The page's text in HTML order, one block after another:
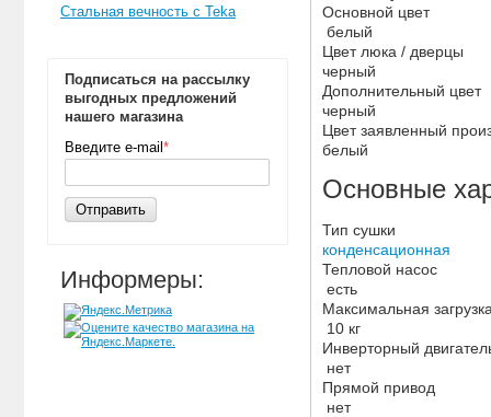
Стальная вечность с Teka
Подписаться на рассылку
выгодных предложений
нашего магазина
Введите e-mail *
Отправить
Информеры:
Основной цвет
белый
Цвет люка / дверцы
черный
Дополнительный цвет
черный
Цвет заявленный
белый
Основные
Тип сушки
конденсационная
Тепловой насос
есть
Максимальная
10 кг
Инверторный
нет
Прямой привод
нет